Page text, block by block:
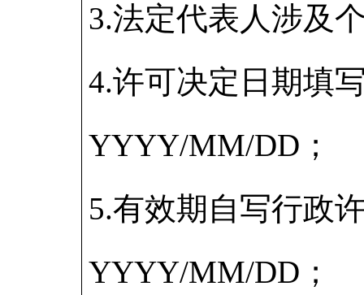
3.法定代表人涉及
4.许可决定日期填
YYYY/MM/DD；
5.有效期自写行政
YYYY/MM/DD；